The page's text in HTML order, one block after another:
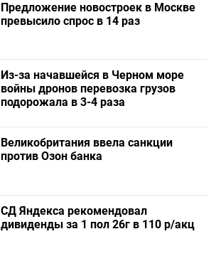
Предложение новостроек в Москве
превысило спрос в 14 раз
Из-за начавшейся в Черном море
войны дронов перевозка грузов
подорожала в 3-4 раза
Великобритания ввела санкции
против Озон банка
СД Яндекса рекомендовал
дивиденды за 1 пол 26г в 110 р/акц